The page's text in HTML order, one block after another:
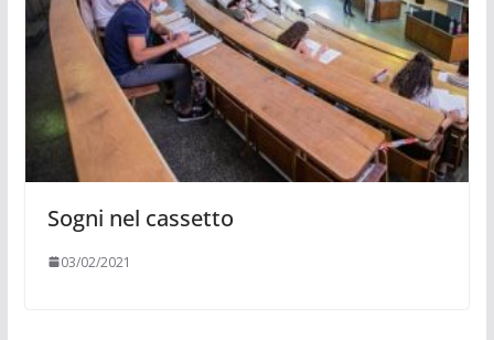
Sogni nel cassetto
03/02/2021